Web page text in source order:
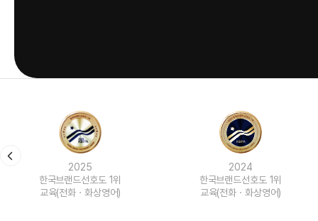
2024
한국브랜드선호도 1위
교육(전화ㆍ화상영어)
2023
한국브랜드선호도 1위
교육(전화ㆍ화상영어)